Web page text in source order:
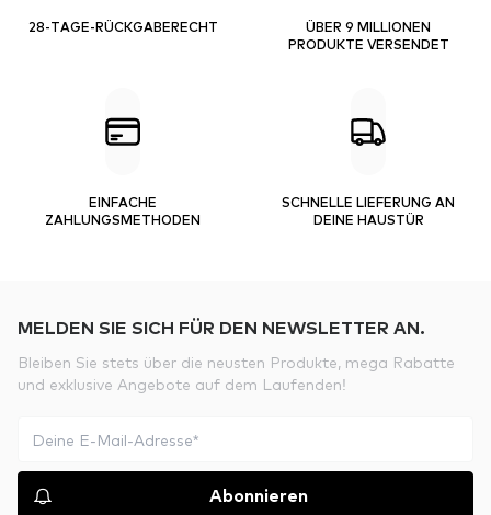
28-TAGE-RÜCKGABERECHT
ÜBER 9 MILLIONEN
PRODUKTE VERSENDET
EINFACHE
ZAHLUNGSMETHODEN
SCHNELLE LIEFERUNG AN
DEINE HAUSTÜR
MELDEN SIE SICH FÜR DEN NEWSLETTER AN.
Bleiben Sie stets über die neusten Produkte, mega Rabatte
und exklusive Angebote auf dem Laufenden!
Abonnieren